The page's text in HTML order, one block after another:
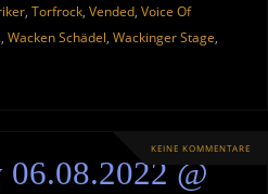
, Torfrock, Vended, Voice Of
, Wacken Schädel, Wackinger Stage,
KEINE KOMMENTARE
@